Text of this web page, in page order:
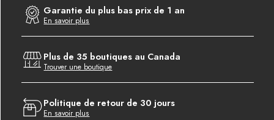
Garantie du plus bas prix de 1 an
En savoir plus
Plus de 35 boutiques au Canada
Trouver une boutique
Politique de retour de 30 jours
En savoir plus